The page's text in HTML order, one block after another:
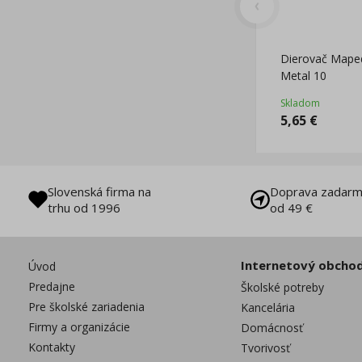
Dierovač
Metal 10
Skladom
5,65 €
Slovenská firma na
trhu od 1996
Doprava
od 49 €
Úvod
Predajne
Pre školské zariadenia
Firmy a organizácie
Kontakty
Internetový
Školské potreby
Kancelária
Domácnosť
Tvorivosť